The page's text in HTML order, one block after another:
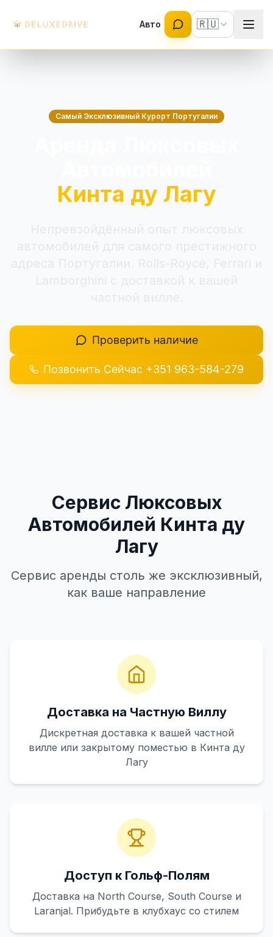
Авто 🇷🇺
Запросить цену
Самый Эксклюзивный Курорт Португалии
Кинта ду Лагу
Проверить наличие
Позвонить Сейчас +351 963-584-279
Сервис Люксовых
Автомобилей Кинта ду
Лагу
Сервис аренды столь же эксклюзивный,
как ваше направление
Доставка на Частную Виллу
Дискретная доставка к вашей частной
вилле или закрытому поместью в Кинта ду
Лагу
Доступ к Гольф-Полям
Доставка на North Course, South Course и
Laranjal. Прибудьте в клубхаус со стилем